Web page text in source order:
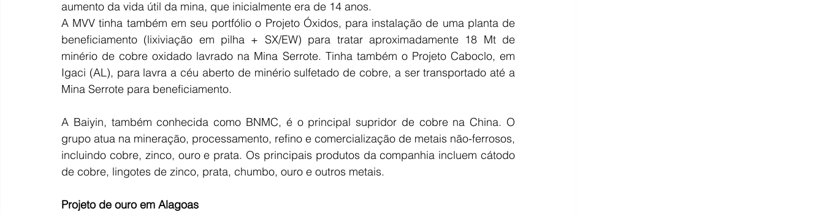
aumento da vida útil da mina, que inicialmente era de 14 anos.
A MVV tinha também em seu portfólio o Projeto Óxidos, para instalação de uma planta de
beneficiamento (lixiviação em pilha + SX/EW) para tratar aproximadamente 18 Mt de
minério de cobre oxidado lavrado na Mina Serrote. Tinha também o Projeto Caboclo, em
Igaci (AL), para lavra a céu aberto de minério sulfetado de cobre, a ser transportado até a
Mina Serrote para beneficiamento.
A Baiyin, também conhecida como BNMC, é o principal supridor de cobre na China. O
grupo atua na mineração, processamento, refino e comercialização de metais não-ferrosos,
incluindo cobre, zinco, ouro e prata. Os principais produtos da companhia incluem cátodo
de cobre, lingotes de zinco, prata, chumbo, ouro e outros metais.
Projeto de ouro em Alagoas